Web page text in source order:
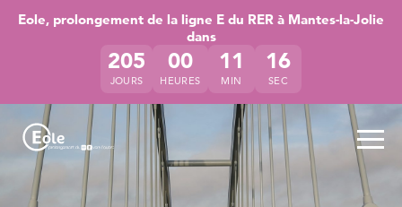
Accéder directement au contenu de la page
Accéder à la navigation principale
Accéder à la recherche
Eole, prolongement de la ligne E du RER à Mantes-la-Jolie
dans
205
JOURS
00
HEURES
11
MIN
15
SEC